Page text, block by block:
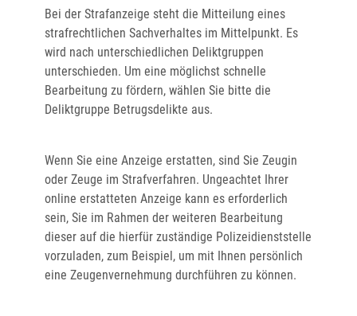
Bei der Strafanzeige steht die Mitteilung eines
strafrechtlichen Sachverhaltes im Mittelpunkt. Es
wird nach unterschiedlichen Deliktgruppen
unterschieden. Um eine möglichst schnelle
Bearbeitung zu fördern, wählen Sie bitte die
Deliktgruppe Betrugsdelikte aus.
Wenn Sie eine Anzeige erstatten, sind Sie Zeugin
oder Zeuge im Strafverfahren. Ungeachtet Ihrer
online erstatteten Anzeige kann es erforderlich
sein, Sie im Rahmen der weiteren Bearbeitung
dieser auf die hierfür zuständige Polizeidienststelle
vorzuladen, zum Beispiel, um mit Ihnen persönlich
eine Zeugenvernehmung durchführen zu können.